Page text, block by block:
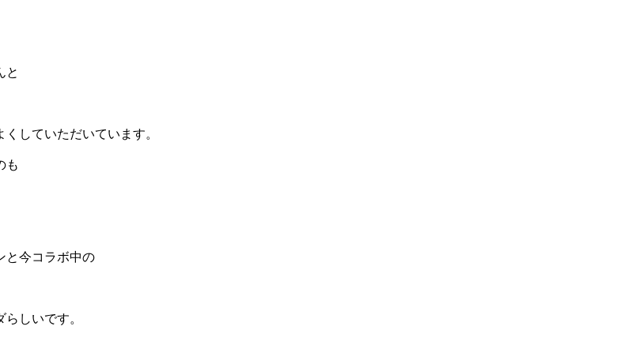
と
していただいています。
も
と今コラボ中の
しいです。